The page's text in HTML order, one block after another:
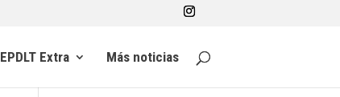
EPDLT Extra Más noticias